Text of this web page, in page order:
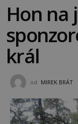
Hon na
král
od MIREK BRÁT